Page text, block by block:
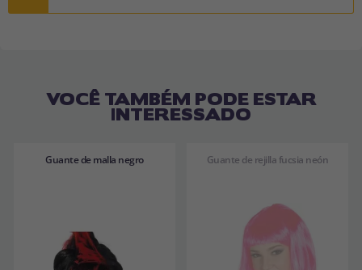
VOCÊ TAMBÉM PODE ESTAR
INTERESSADO
Guante de malla negro Guante de rejilla fucsia neón